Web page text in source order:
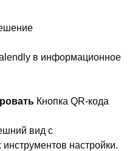
в информационное
Кнопка QR-кода
вид с
настройки.